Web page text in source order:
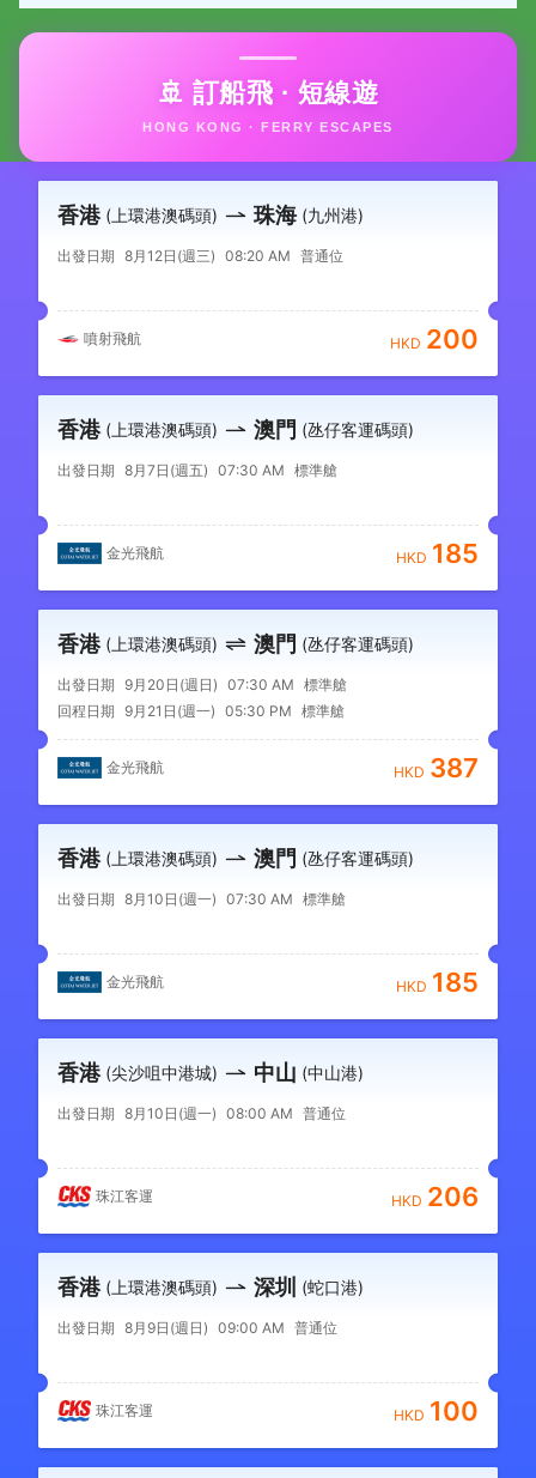
🚢 訂船飛 · 短線遊
HONG KONG · FERRY ESCAPES
香港 (上環港澳碼頭) 珠海 (九州港)
出發日期 8月12日(週三) 08:20 AM 普通位
噴射飛航 HKD 200
香港 (上環港澳碼頭) 澳門 (氹仔客運碼頭)
出發日期 8月7日(週五) 07:30 AM 標準艙
金光飛航 HKD 185
香港 (上環港澳碼頭) 澳門 (氹仔客運碼頭)
出發日期 9月20日(週日) 07:30 AM 標準艙
回程日期 9月21日(週一) 05:30 PM 標準艙
金光飛航 HKD 387
香港 (上環港澳碼頭) 澳門 (氹仔客運碼頭)
出發日期 8月10日(週一) 07:30 AM 標準艙
金光飛航 HKD 185
香港 (尖沙咀中港城) 中山 (中山港)
出發日期 8月10日(週一) 08:00 AM 普通位
珠江客運 HKD 206
香港 (上環港澳碼頭) 深圳 (蛇口港)
出發日期 8月9日(週日) 09:00 AM 普通位
珠江客運 HKD 100